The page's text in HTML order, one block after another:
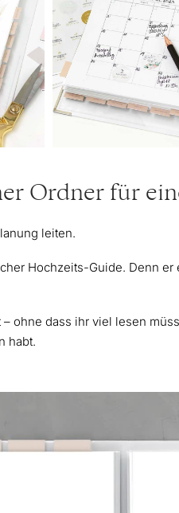
Ordner für
leiten.
Hochzeits-Guide. Denn
ohne dass ihr viel lesen
habt.